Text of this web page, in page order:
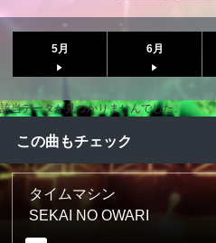
5月 6月
該当データが見つかりませんでした。
この曲もチェック
タイムマシン
SEKAI NO OWARI